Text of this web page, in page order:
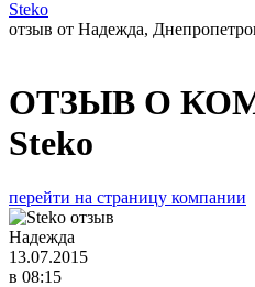
Steko
отзыв от Надежда,
ОТЗЫВ О
Steko
перейти на страницу компании
Надежда
13.07.2015
в 08:15